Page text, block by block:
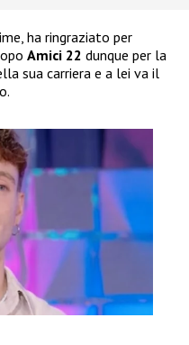
ha ringraziato per
Amici 22 dunque per la
sua carriera e a lei va il